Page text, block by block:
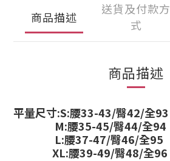
商品描述
送貨及付款方
式
商品描述
平量尺寸:S:腰33-43/臀42/全93
M:腰35-45/臀44/全94
L:腰37-47/臀46/全95
XL:腰39-49/臀48/全96